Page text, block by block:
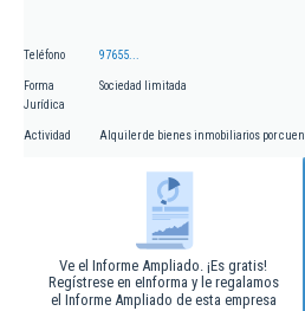
Teléfono 97655...
Forma
Jurídica
Sociedad limitada
Actividad Alquiler de bienes inmobiliarios por
Ve el Informe Ampliado. ¡Es gratis!
Regístrese en eInforma y le regalamos
el Informe Ampliado de esta empresa